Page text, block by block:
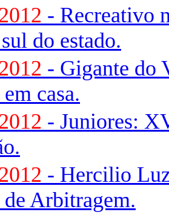
- Recreativo
do estado.
- Gigante do
casa.
- Juniores:
- Hercilio
de Arbitragem.